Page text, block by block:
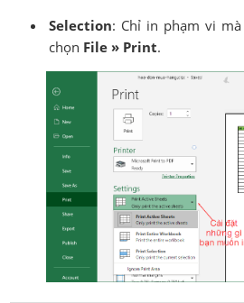
Selection: Chỉ in phạm vi
chọn File » Print.